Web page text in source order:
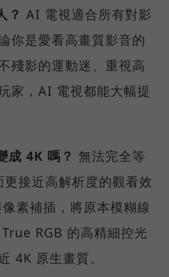
？ AI 電視適合所有對影
你是愛看高畫質影音的
殘影的運動迷、重視高
家，AI 電視都能大幅提
成 4K 嗎？ 無法完全等
接近高解析度的觀看效
素補插，將原本模糊線
RGB 的高精細控光
4K 原生畫質。